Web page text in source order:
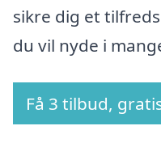
sikre dig et
du vil nyde i
Få 3 tilbud,